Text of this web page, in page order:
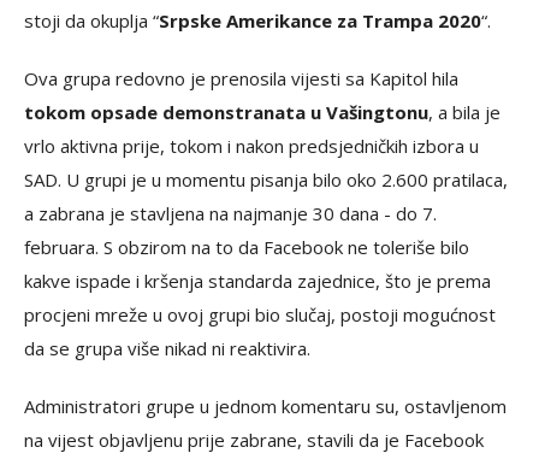
stoji da okuplja “Srpske Amerikance za Trampa 2020“.
Ova grupa redovno je prenosila vijesti sa Kapitol hila
tokom opsade demonstranata u Vašingtonu, a bila je
vrlo aktivna prije, tokom i nakon predsjedničkih izbora u
SAD. U grupi je u momentu pisanja bilo oko 2.600 pratilaca,
a zabrana je stavljena na najmanje 30 dana - do 7.
februara. S obzirom na to da Facebook ne toleriše bilo
kakve ispade i kršenja standarda zajednice, što je prema
procjeni mreže u ovoj grupi bio slučaj, postoji mogućnost
da se grupa više nikad ni reaktivira.
Administratori grupe u jednom komentaru su, ostavljenom
na vijest objavljenu prije zabrane, stavili da je Facebook